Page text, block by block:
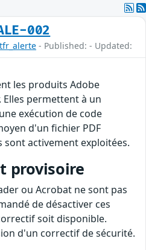
002
- Published: - Updated:
les produits Adobe
Elles permettent à un
exécution de code
d'un fichier PDF
sont activement exploitées.
provisoire
ou Acrobat ne sont pas
de désactiver ces
soit disponible.
d'un correctif de sécurité.